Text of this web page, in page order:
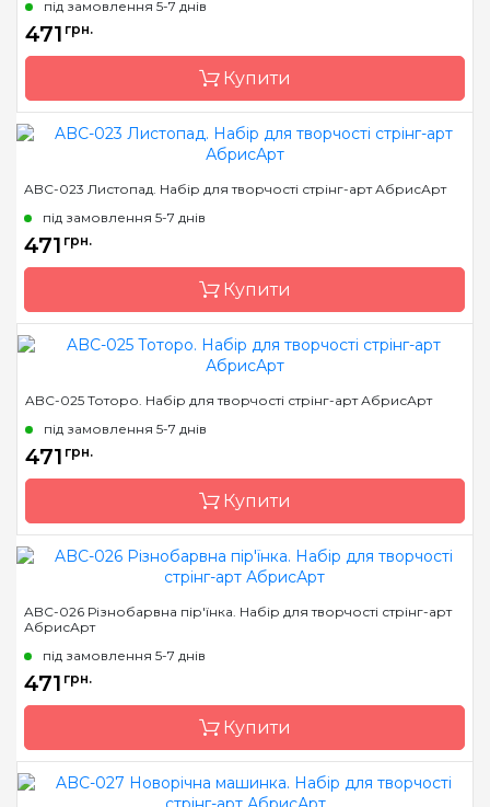
Розмір
під замовлення 5-7 днів
471 грн.
Купити
Розмір
ABC-023 Листопад. Набір для творчості стрінг-арт АбрисАрт
під замовлення 5-7 днів
471 грн.
Купити
Розмір
ABC-025 Тоторо. Набір для творчості стрінг-арт АбрисАрт
під замовлення 5-7 днів
471 грн.
Купити
Країна виробник
Розмір
ABC-026 Різнобарвна пір'їнка. Набір для творчості стрінг-арт
АбрисАрт
під замовлення 5-7 днів
471 грн.
Купити